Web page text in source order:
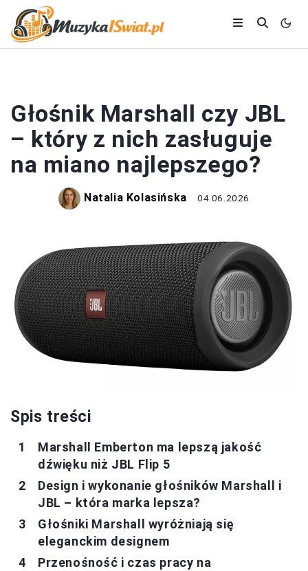
Głośnik Marshall czy JBL
– który z nich zasługuje
na miano najlepszego?
Natalia Kolasińska 04.06.2026
Spis treści
Marshall Emberton ma lepszą jakość
dźwięku niż JBL Flip 5
Design i wykonanie głośników Marshall i
JBL – która marka lepsza?
Głośniki Marshall wyróżniają się
eleganckim designem
Przenośność i czas pracy na